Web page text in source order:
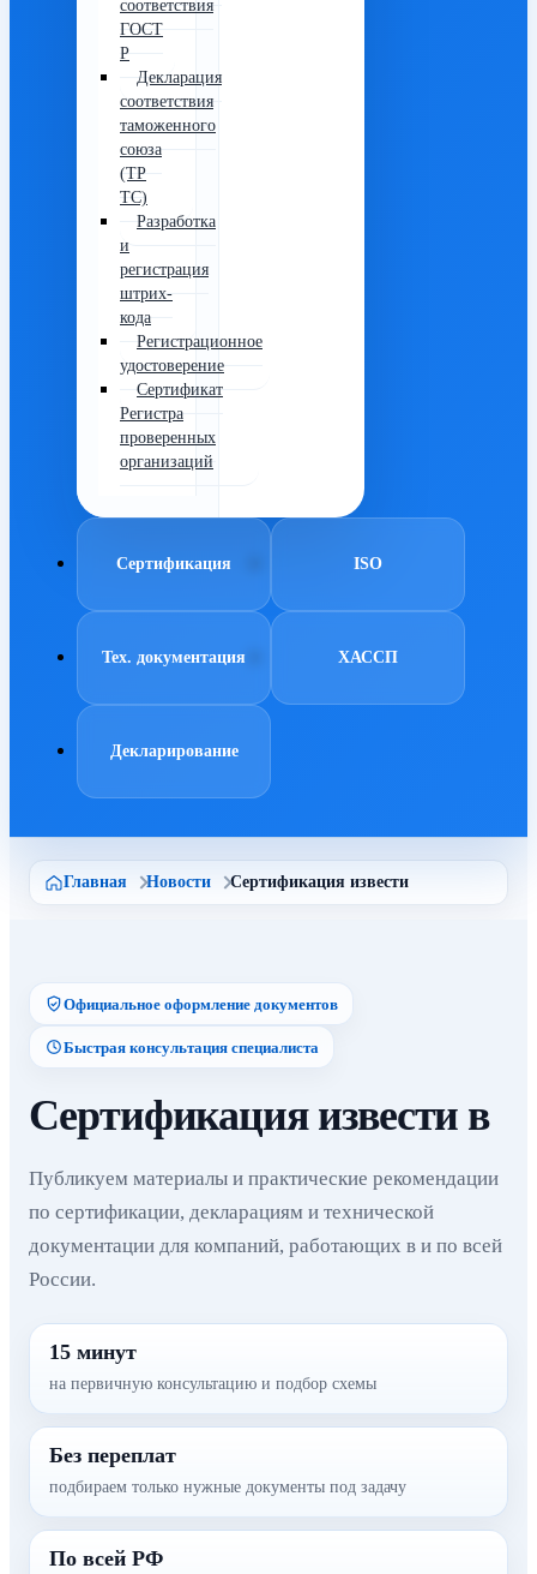
соответствия
ГОСТ
Р
Декларация
соответствия
таможенного
союза
(ТР
ТС)
Разработка
и
регистрация
штрих-
кода
Регистрационное
удостоверение
Сертификат
Регистра
проверенных
организаций
Сертификация ISO
Тех. документация ХАССП
Декларирование
Главная Новости Сертификация извести
Официальное оформление документов
Быстрая консультация специалиста
Сертификация извести в
Публикуем материалы и практические рекомендации
по сертификации, декларациям и технической
документации для компаний, работающих в и по всей
России.
15 минут
на первичную консультацию и подбор схемы
Без переплат
подбираем только нужные документы под задачу
По всей РФ